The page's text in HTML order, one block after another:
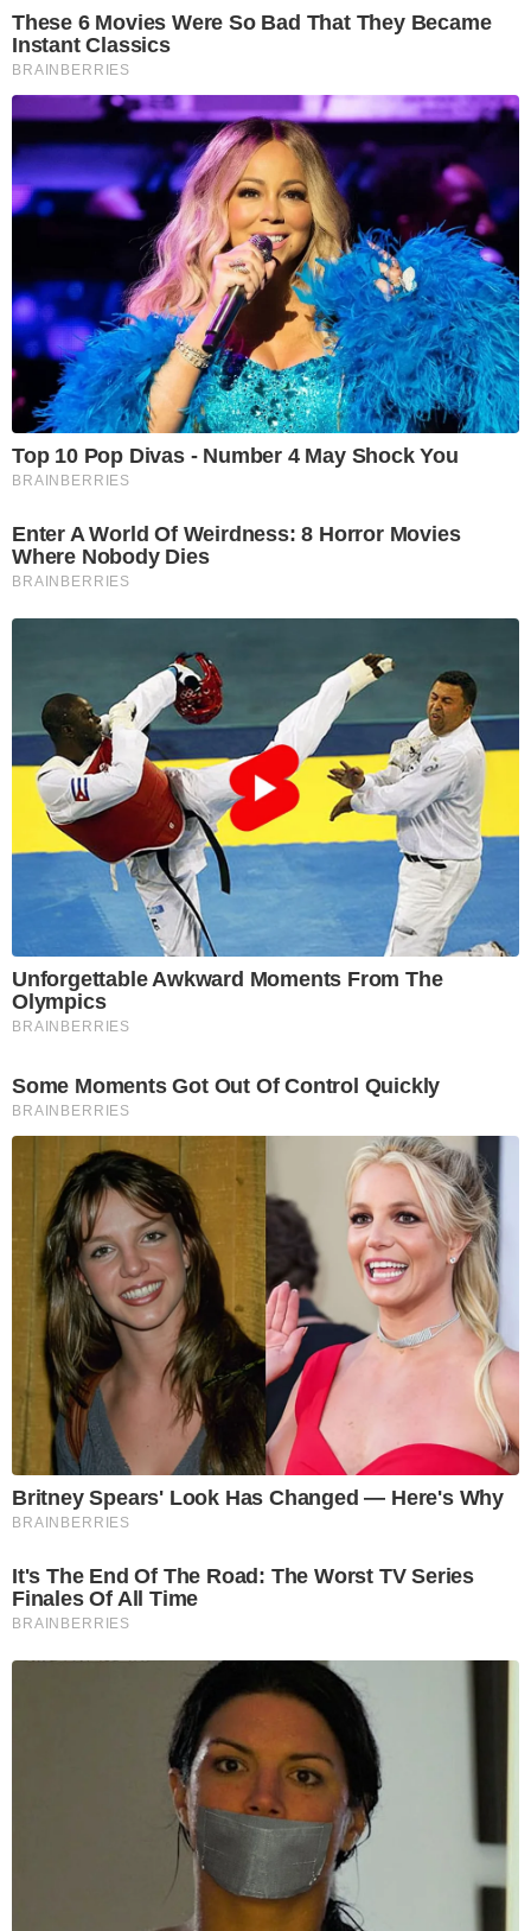
These 6 Movies Were So Bad That They Became
Instant Classics
BRAINBERRIES
Top 10 Pop Divas - Number 4 May Shock You
BRAINBERRIES
Enter A World Of Weirdness: 8 Horror Movies
Where Nobody Dies
BRAINBERRIES
Unforgettable Awkward Moments From The
Olympics
BRAINBERRIES
Some Moments Got Out Of Control Quickly
BRAINBERRIES
Britney Spears' Look Has Changed — Here's Why
BRAINBERRIES
It's The End Of The Road: The Worst TV Series
Finales Of All Time
BRAINBERRIES